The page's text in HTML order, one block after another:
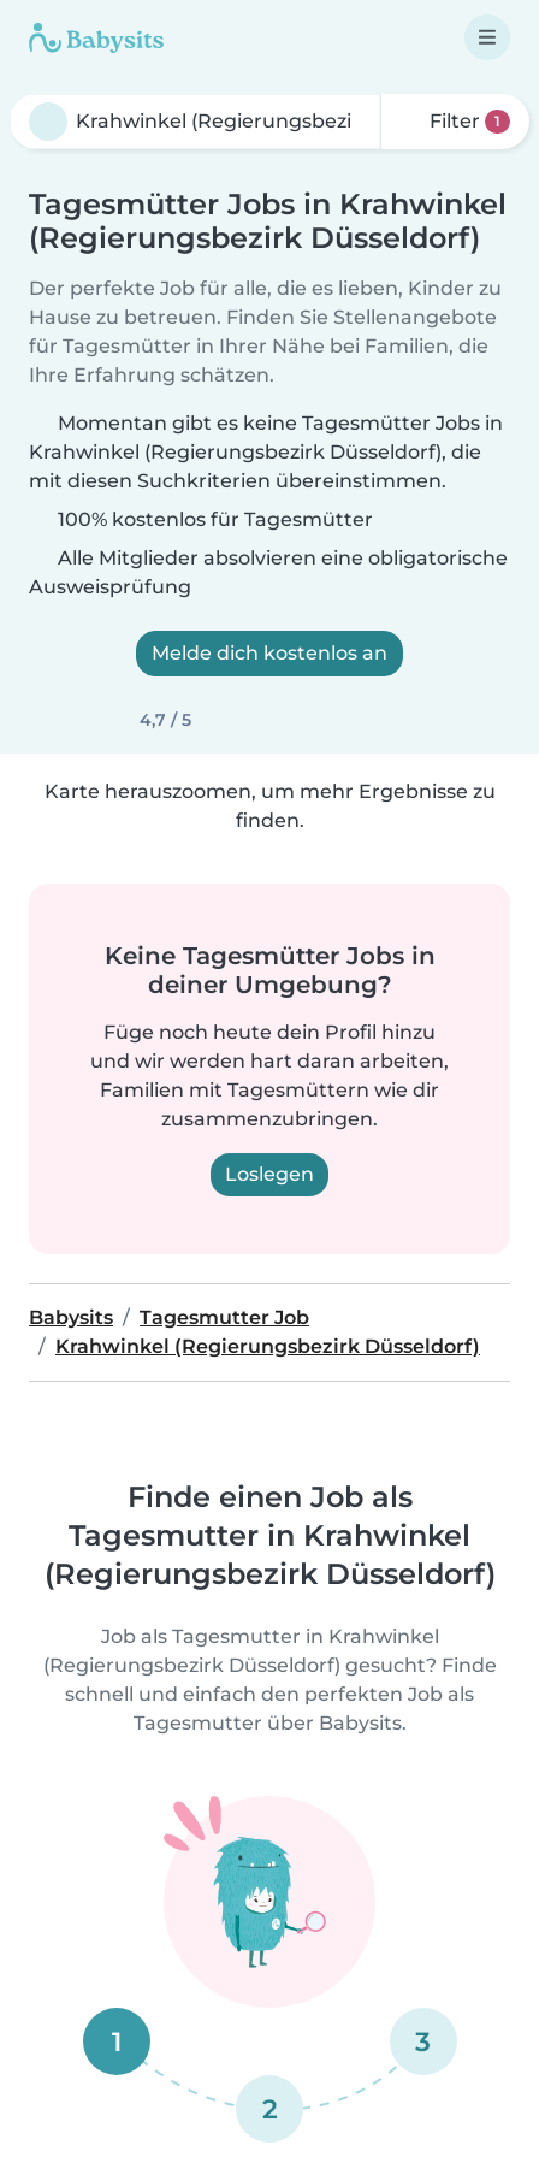
Filter 1
Tagesmütter Jobs in Krahwinkel
(Regierungsbezirk Düsseldorf)
Der perfekte Job für alle, die es lieben, Kinder zu
Hause zu betreuen. Finden Sie Stellenangebote
für Tagesmütter in Ihrer Nähe bei Familien, die
Ihre Erfahrung schätzen.
Momentan gibt es keine Tagesmütter Jobs in
Krahwinkel (Regierungsbezirk Düsseldorf), die
mit diesen Suchkriterien übereinstimmen.
100% kostenlos für Tagesmütter
Alle Mitglieder absolvieren eine obligatorische
Ausweisprüfung
Melde dich kostenlos an
4,7 / 5
Karte herauszoomen, um mehr Ergebnisse zu
finden.
Keine Tagesmütter Jobs in
deiner Umgebung?
Füge noch heute dein Profil hinzu
und wir werden hart daran arbeiten,
Familien mit Tagesmüttern wie dir
zusammenzubringen.
Loslegen
Babysits
Tagesmutter Job
Krahwinkel (Regierungsbezirk Düsseldorf)
Finde einen Job als
Tagesmutter in Krahwinkel
(Regierungsbezirk Düsseldorf)
Job als Tagesmutter in Krahwinkel
(Regierungsbezirk Düsseldorf) gesucht? Finde
schnell und einfach den perfekten Job als
Tagesmutter über Babysits.
1
2
3